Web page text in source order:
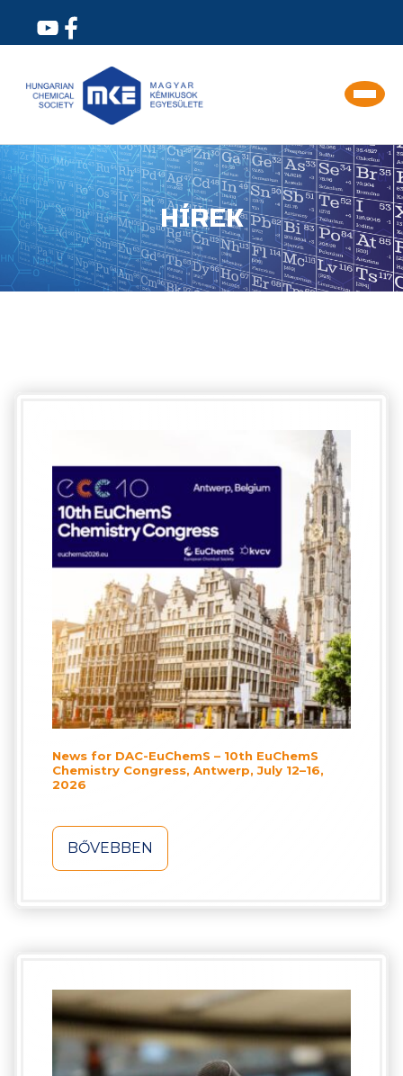
HÍREK
News for DAC-EuChemS – 10th EuChemS
Chemistry Congress, Antwerp, July 12–16,
2026
BŐVEBBEN